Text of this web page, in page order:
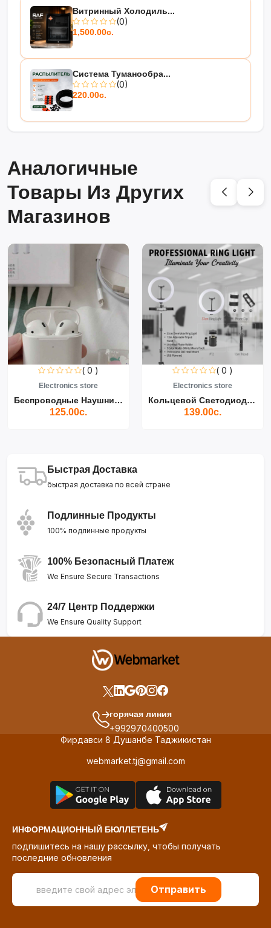
Витринный Холодиль...
(0)
1,500.00с.
Система Туманообра...
(0)
220.00с.
Аналогичные
Товары Из Других
Магазинов
( 0 )
Electronics store
Беспроводные Наушники Air...
125.00с.
( 0 )
Electronics store
Кольцевой Светодиодный Св...
139.00с.
Быстрая Доставка
быстрая доставка по всей стране
Подлинные Продукты
100% подлинные продукты
100% Безопасный Платеж
We Ensure Secure Transactions
24/7 Центр Поддержки
We Ensure Quality Support
горячая линия
+992970400500
Фирдавси 8 Душанбе Таджикистан
webmarket.tj@gmail.com
ИНФОРМАЦИОННЫЙ БЮЛЛЕТЕНЬ
подпишитесь на нашу рассылку, чтобы получать
последние обновления
Отправить